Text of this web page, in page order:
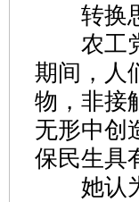
转换思
农工党
期间，人
物，非接
无形中创
保民生具
她认为